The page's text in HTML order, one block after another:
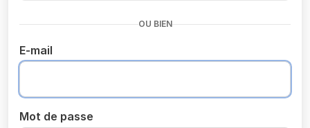
OU BIEN
E-mail
Mot de passe